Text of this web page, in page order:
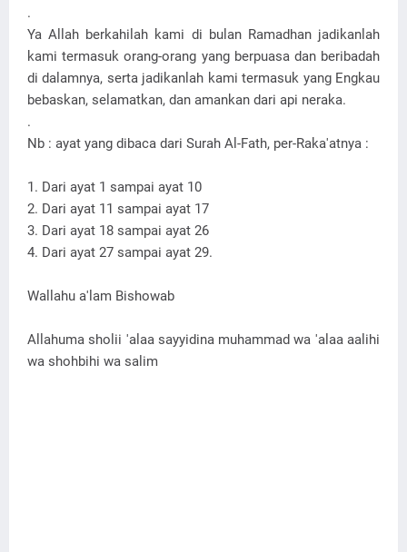
.
Ya Allah berkahilah kami di bulan Ramadhan jadikanlah
kami termasuk orang-orang yang berpuasa dan beribadah
di dalamnya, serta jadikanlah kami termasuk yang Engkau
bebaskan, selamatkan, dan amankan dari api neraka.
.
Nb : ayat yang dibaca dari Surah Al-Fath, per-Raka'atnya :
1. Dari ayat 1 sampai ayat 10
2. Dari ayat 11 sampai ayat 17
3. Dari ayat 18 sampai ayat 26
4. Dari ayat 27 sampai ayat 29.
Wallahu a'lam Bishowab
Allahuma sholii 'alaa sayyidina muhammad wa 'alaa aalihi
wa shohbihi wa salim